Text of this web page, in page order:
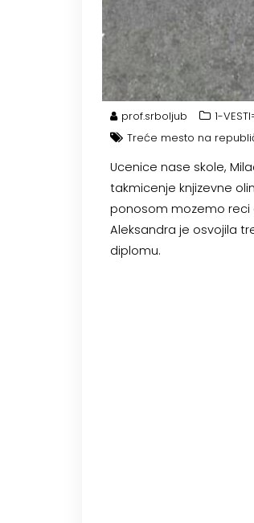
prof.srboljub 1-
Treće mesto na
Ucenice nase skole,
takmicenje knjizevne
ponosom mozemo reci
Aleksandra je osvojila
diplomu.